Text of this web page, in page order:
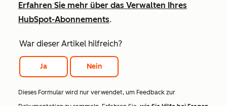
Erfahren Sie mehr über das Verwalten Ihres
HubSpot-Abonnements.
War dieser Artikel hilfreich?
Ja Nein
Dieses Formular wird nur verwendet, um Feedback zur